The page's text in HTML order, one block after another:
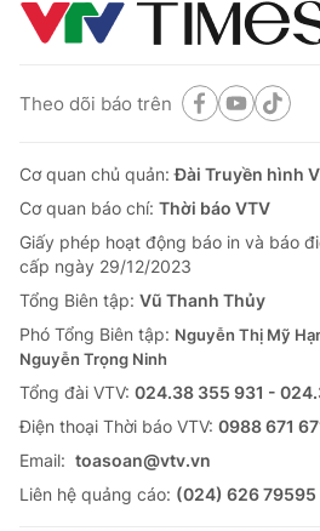
Theo dõi báo trên
Cơ quan chủ quản:Đài Truyền hình
Cơ quan báo chí: Thời báo VTV
Giấy phép hoạt động báo in và báo
cấp ngày 29/12/2023
Tổng Biên tập: Vũ Thanh Thủy
Phó Tổng Biên tập: Nguyễn Thị Mỹ
Nguyễn Trọng Ninh
Tổng đài VTV: 024.38 355 931 -
Ðiện thoại Thời báo VTV: 0988 671
Email: toasoan@vtv.vn
Liên hệ quảng cáo: (024) 626 79595